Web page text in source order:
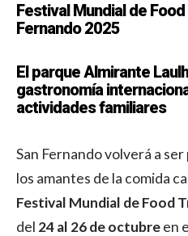
Festival Mundial de
Fernando 2025
El parque Almirante
gastronomía
actividades familiares
San Fernando volverá a
los amantes de la comida
Festival Mundial de Food
del 24 al 26 de octubreen